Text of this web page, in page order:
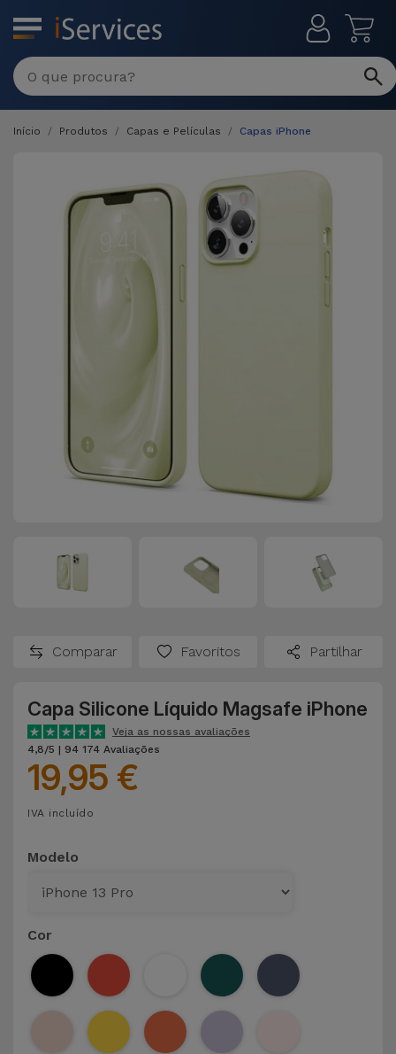
MENU
Início Produtos Capas e Películas Capas iPhone
Comparar Favoritos Partilhar
Capa Silicone Líquido Magsafe iPhone
Veja as nossas avaliações
4,8/5 | 94 174 Avaliações
19,95 €
IVA incluído
Modelo
Cor